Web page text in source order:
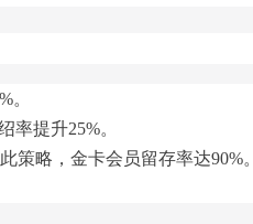
。
率提升25%。
策略，金卡会员留存率达90%。